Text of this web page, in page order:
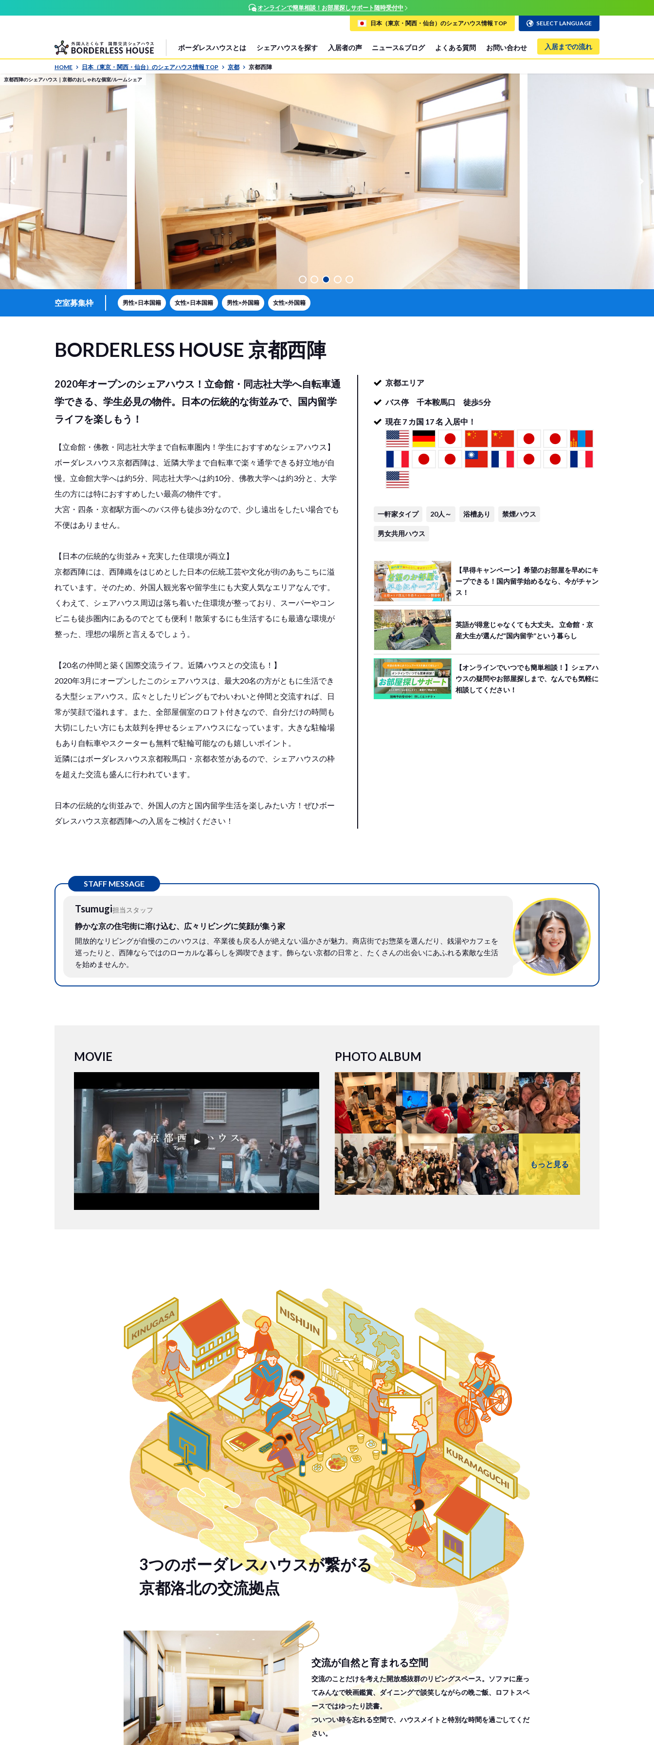
オンラインで簡単相談！お部屋探しサポート随時受付中
ボーダレスハウスとは シェアハウスを探す 入居者の声 ニュース&ブログ よくある質問 お問い合わせ 入居までの流れ
日本（東京・関西・仙台）のシェアハウス情報 TOP SELECT LANGUAGE
HOME 日本（東京・関西・仙台）のシェアハウス情報 TOP 京都 京都西陣
京都西陣のシェアハウス｜京都のおしゃれな個室/ルームシェア
空室募集枠 男性×日本国籍 女性×日本国籍 男性×外国籍 女性×外国籍
BORDERLESS HOUSE 京都西陣
2020年オープンのシェアハウス！立命館・同志社大学へ自転車通
学できる、学生必見の物件。日本の伝統的な街並みで、国内留学
ライフを楽しもう！
【立命館・佛教・同志社大学まで自転車圏内！学生におすすめなシェアハウス】
ボーダレスハウス京都西陣は、近隣大学まで自転車で楽々通学できる好立地が自
慢。立命館大学へは約5分、同志社大学へは約10分、佛教大学へは約3分と、大学
生の方には特におすすめしたい最高の物件です。
大宮・四条・京都駅方面へのバス停も徒歩3分なので、少し遠出をしたい場合でも
不便はありません。
【日本の伝統的な街並み＋充実した住環境が両立】
京都西陣には、西陣織をはじめとした日本の伝統工芸や文化が街のあちこちに溢
れています。そのため、外国人観光客や留学生にも大変人気なエリアなんです。
くわえて、シェアハウス周辺は落ち着いた住環境が整っており、スーパーやコン
ビニも徒歩圏内にあるのでとても便利！散策するにも生活するにも最適な環境が
整った、理想の場所と言えるでしょう。
【20名の仲間と築く国際交流ライフ。近隣ハウスとの交流も！】
2020年3月にオープンしたこのシェアハウスは、最大20名の方がともに生活でき
る大型シェアハウス。広々としたリビングもでわいわいと仲間と交流すれば、日
常が笑顔で溢れます。また、全部屋個室のロフト付きなので、自分だけの時間も
大切にしたい方にも太鼓判を押せるシェアハウスになっています。大きな駐輪場
もあり自転車やスクーターも無料で駐輪可能なのも嬉しいポイント。
近隣にはボーダレスハウス京都鞍馬口・京都衣笠があるので、シェアハウスの枠
を超えた交流も盛んに行われています。
日本の伝統的な街並みで、外国人の方と国内留学生活を楽しみたい方！ぜひボー
ダレスハウス京都西陣への入居をご検討ください！
京都エリア
バス停 千本鞍馬口 徒歩5分
現在 7 カ国 17名 入居中！
一軒家タイプ 20人～ 浴槽あり 禁煙ハウス
男女共用ハウス
【早得キャンペーン】希望のお部屋を早めにキ
ープできる！国内留学始めるなら、今がチャン
ス！
英語が得意じゃなくても大丈夫。 立命館・京
産大生が選んだ“国内留学”という暮らし
【オンラインでいつでも簡単相談！】シェアハ
ウスの疑問やお部屋探しまで、なんでも気軽に
相談してください！
STAFF MESSAGE
Tsumugi担当スタッフ
静かな京の住宅街に溶け込む、広々リビングに笑顔が集う家
開放的なリビングが自慢のこのハウスは、卒業後も戻る人が絶えない温かさが魅力。商店街でお惣菜を選んだり、銭湯やカフェを
巡ったりと、西陣ならではのローカルな暮らしを満喫できます。飾らない京都の日常と、たくさんの出会いにあふれる素敵な生活
を始めませんか。
MOVIE PHOTO ALBUM
もっと見る
3つのボーダレスハウスが繋がる
京都洛北の交流拠点
交流が自然と育まれる空間
交流のことだけを考えた開放感抜群のリビングスペース。ソファに座っ
てみんなで映画鑑賞、ダイニングで談笑しながらの晩ご飯、ロフトスペ
ースではゆったり読書。
ついつい時を忘れる空間で、ハウスメイトと特別な時間を過ごしてくだ
さい。